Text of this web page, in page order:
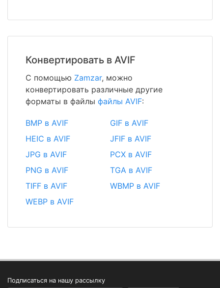
Конвертировать в AVIF
С помощью Zamzar, можно
конвертировать различные другие
форматы в файлы файлы AVIF:
BMP в AVIF
GIF в AVIF
HEIC в AVIF
JFIF в AVIF
JPG в AVIF
PCX в AVIF
PNG в AVIF
TGA в AVIF
TIFF в AVIF
WBMP в AVIF
WEBP в AVIF
Подписаться на нашу рассылку